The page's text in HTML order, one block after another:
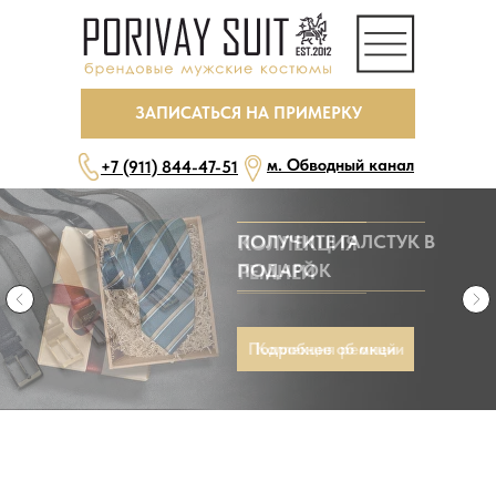
м. Обводный канал
+7 (911) 844-47-51
ежедневно, с 10 до 22
ЗАПИСАТЬСЯ НА ПРИМЕРКУ
бесплатная парковка
КОЛЛЕКЦИЯ
РЕМНЕЙ
Коллекция ремней